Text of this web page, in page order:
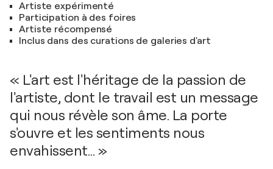
Artiste expérimenté
Participation à des foires
Artiste récompensé
Inclus dans des curations de galeries d'art
« L'art est l'héritage de la passion de
l'artiste, dont le travail est un message
qui nous révèle son âme. La porte
s'ouvre et les sentiments nous
envahissent… »